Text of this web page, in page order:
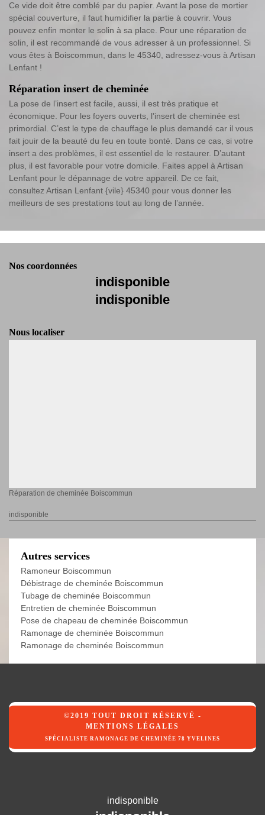
Ce vide doit être comblé par du papier. Avant la pose de mortier
spécial couverture, il faut humidifier la partie à couvrir. Vous
pouvez enfin monter le solin à sa place. Pour une réparation de
solin, il est recommandé de vous adresser à un professionnel. Si
vous êtes à Boiscommun, dans le 45340, adressez-vous à Artisan
Lenfant !
Réparation insert de cheminée
La pose de l’insert est facile, aussi, il est très pratique et
économique. Pour les foyers ouverts, l’insert de cheminée est
primordial. C’est le type de chauffage le plus demandé car il vous
fait jouir de la beauté du feu en toute bonté. Dans ce cas, si votre
insert a des problèmes, il est essentiel de le restaurer. D’autant
plus, il est favorable pour votre domicile. Faites appel à Artisan
Lenfant pour le dépannage de votre appareil. De ce fait,
consultez Artisan Lenfant {vile} 45340 pour vous donner les
meilleurs de ses prestations tout au long de l’année.
Nos coordonnées
indisponible
indisponible
Nous localiser
Réparation de cheminée Boiscommun
indisponible
Autres services
Ramoneur Boiscommun
Débistrage de cheminée Boiscommun
Tubage de cheminée Boiscommun
Entretien de cheminée Boiscommun
Pose de chapeau de cheminée Boiscommun
Ramonage de cheminée Boiscommun
Ramonage de cheminée Boiscommun
©2019 TOUT DROIT RÉSERVÉ -
MENTIONS LÉGALES
SPÉCIALISTE RAMONAGE DE CHEMINÉE 78 YVELINES
indisponible